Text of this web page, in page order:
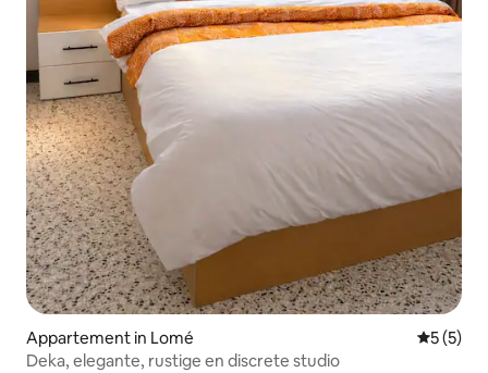
Appartement in Lomé
5 (5)
Deka, elegante, rustige en discrete studio